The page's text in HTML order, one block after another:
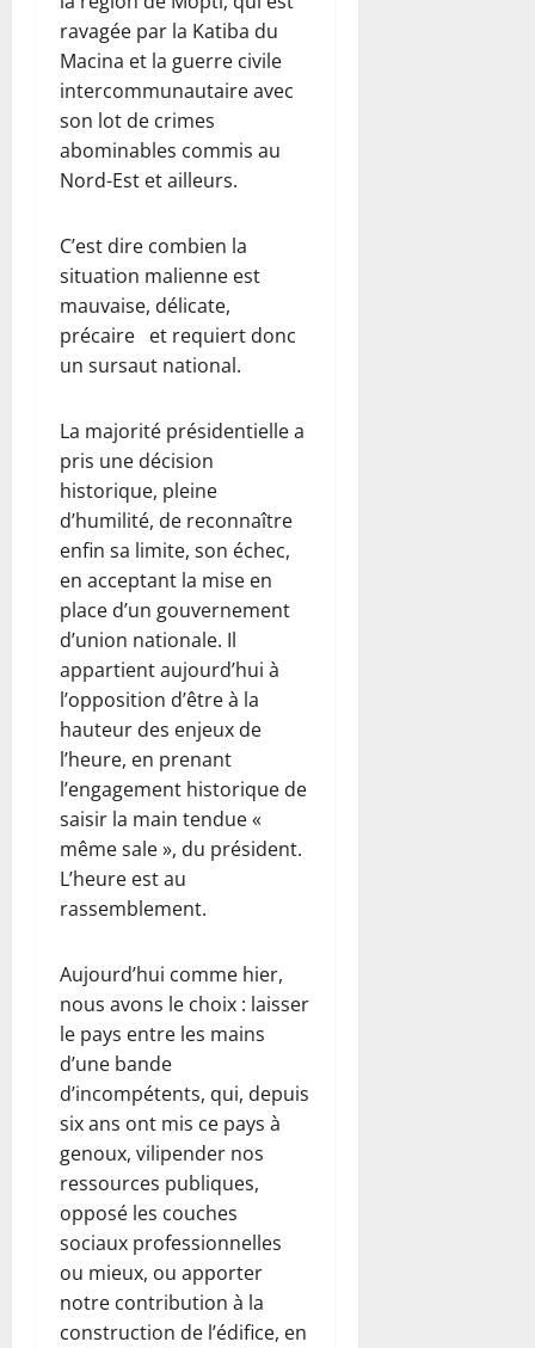
ravagée par la Katiba du
Macina et la guerre civile
intercommunautaire avec
son lot de crimes
abominables commis au
Nord-Est et ailleurs.
C’est dire combien la
situation malienne est
mauvaise, délicate,
précaire et requiert donc
un sursaut national.
La majorité présidentielle a
pris une décision
historique, pleine
d’humilité, de reconnaître
enfin sa limite, son échec,
en acceptant la mise en
place d’un gouvernement
d’union nationale. Il
appartient aujourd’hui à
l’opposition d’être à la
hauteur des enjeux de
l’heure, en prenant
l’engagement historique de
saisir la main tendue «
même sale », du président.
L’heure est au
rassemblement.
Aujourd’hui comme hier,
nous avons le choix : laisser
le pays entre les mains
d’une bande
d’incompétents, qui, depuis
six ans ont mis ce pays à
genoux, vilipender nos
ressources publiques,
opposé les couches
sociaux professionnelles
ou mieux, ou apporter
notre contribution à la
construction de l’édifice, en